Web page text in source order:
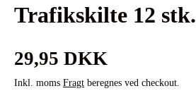
Trafikskilte 12 stk.
Normalpris
29,95 DKK
Inkl. moms Fragt beregnes ved checkout.